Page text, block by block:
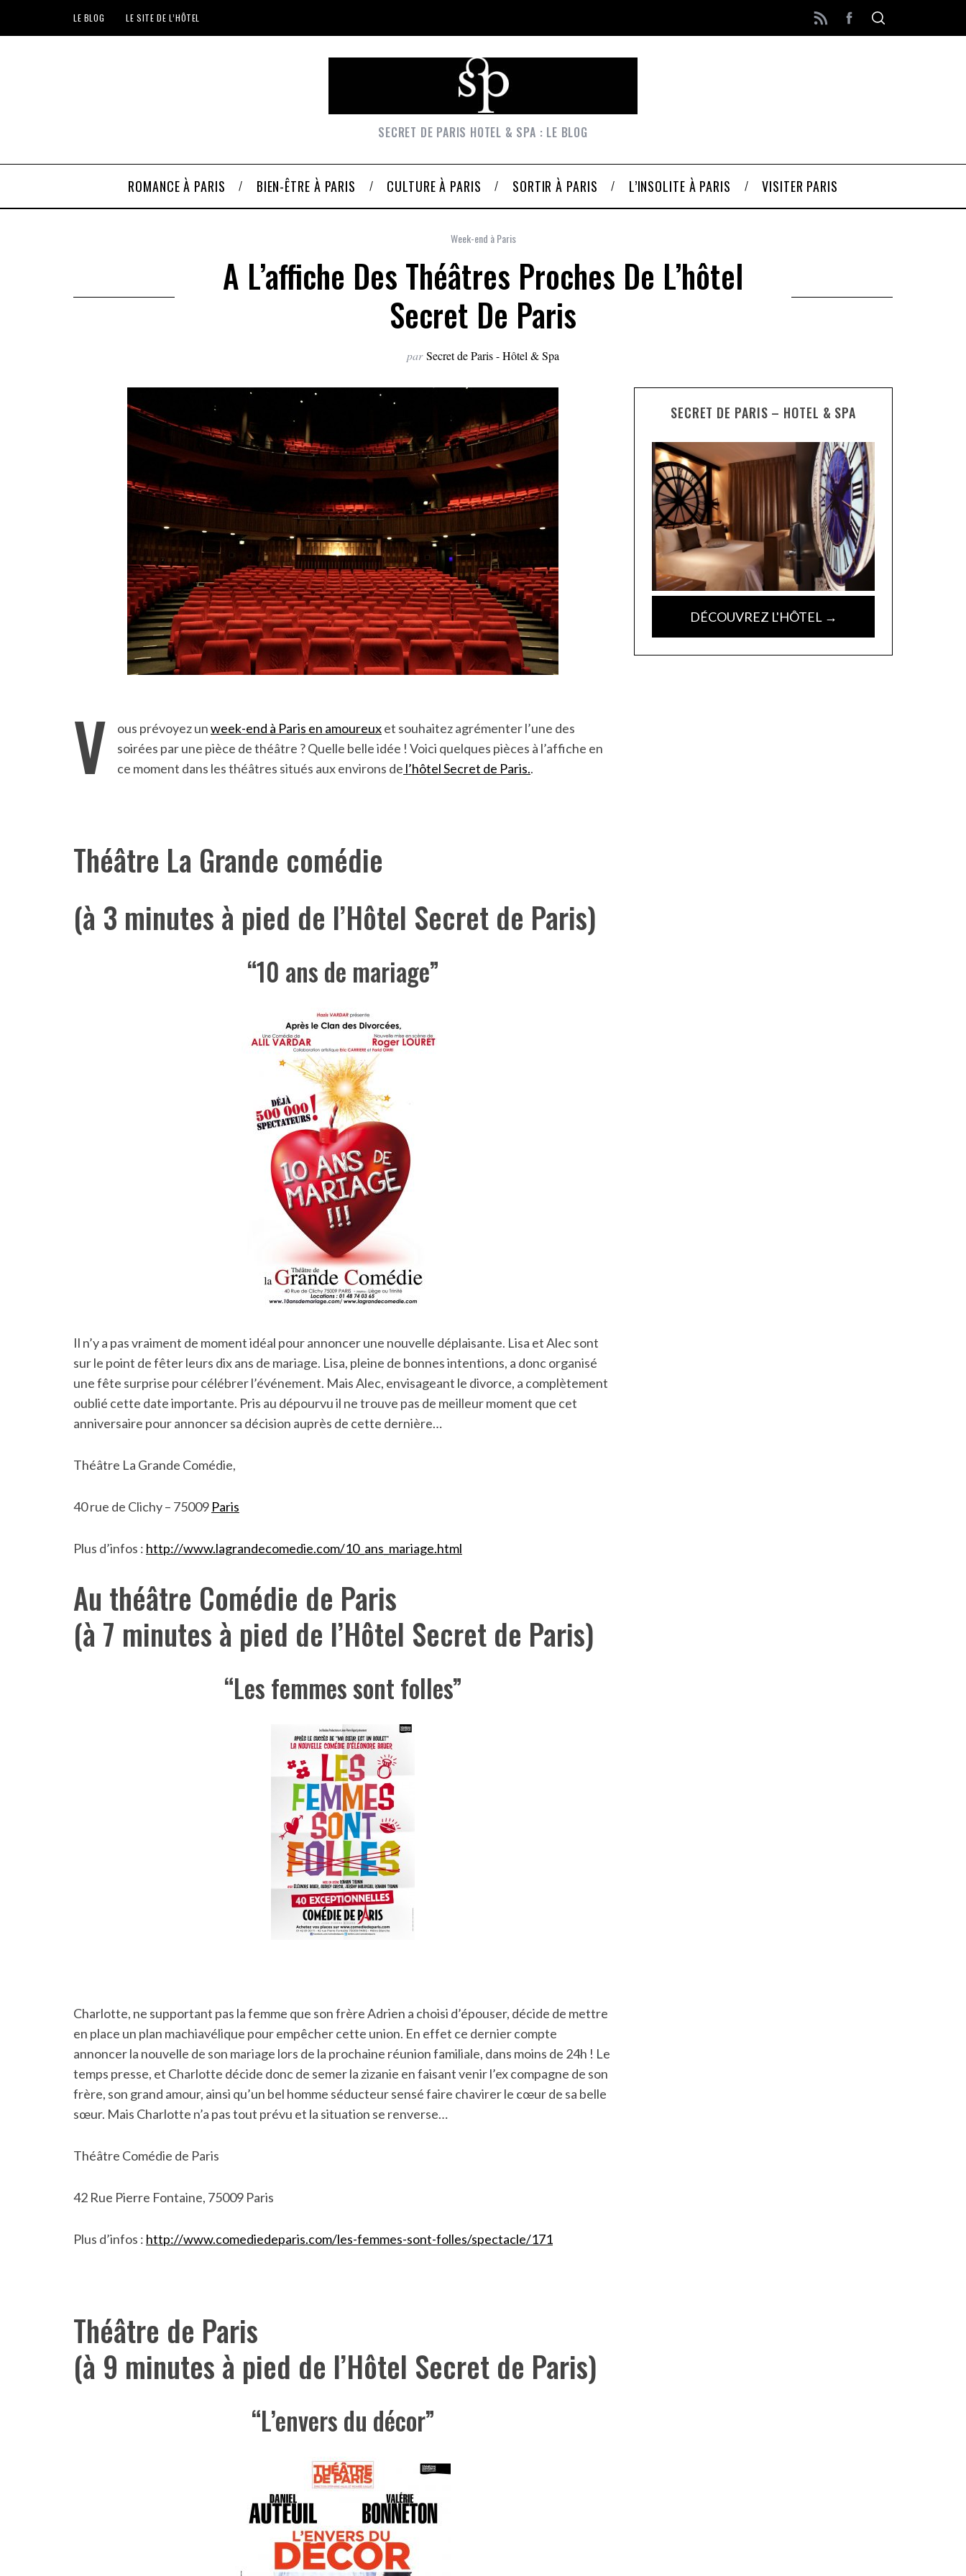
LE BLOG LE SITE DE L’HÔTEL
SECRET DE PARIS HOTEL & SPA : LE BLOG
ROMANCE À PARIS BIEN-ÊTRE À PARIS CULTURE À PARIS SORTIR À PARIS L’INSOLITE À PARIS VISITER PARIS
Week-end à Paris
A L’affiche Des Théâtres Proches De L’hôtel
Secret De Paris
par Secret de Paris - Hôtel & Spa
V ous prévoyez unweek-end à Paris en amoureuxet souhaitez agrémenter l’une des
soirées par une pièce de théâtre ? Quelle belle idée ! Voici quelques pièces à l’affiche en
ce moment dans les théâtres situés aux environs de l’hôtel Secret de Paris..
Théâtre La Grande comédie
(à 3 minutes à pied de l’Hôtel Secret de Paris)
“10 ans de mariage”
Il n’y a pas vraiment de moment idéal pour annoncer une nouvelle déplaisante. Lisa et Alec sont
sur le point de fêter leurs dix ans de mariage. Lisa, pleine de bonnes intentions, a donc organisé
une fête surprise pour célébrer l’événement. Mais Alec, envisageant le divorce, a complètement
oublié cette date importante. Pris au dépourvu il ne trouve pas de meilleur moment que cet
anniversaire pour annoncer sa décision auprès de cette dernière…
Théâtre La Grande Comédie,
40 rue de Clichy – 75009 Paris
Plus d’infos : http://www.lagrandecomedie.com/10_ans_mariage.html
Au théâtre Comédie de Paris
(à 7 minutes à pied de l’Hôtel Secret de Paris)
“Les femmes sont folles”
Charlotte, ne supportant pas la femme que son frère Adrien a choisi d’épouser, décide de mettre
en place un plan machiavélique pour empêcher cette union. En effet ce dernier compte
annoncer la nouvelle de son mariage lors de la prochaine réunion familiale, dans moins de 24h ! Le
temps presse, et Charlotte décide donc de semer la zizanie en faisant venir l’ex compagne de son
frère, son grand amour, ainsi qu’un bel homme séducteur sensé faire chavirer le cœur de sa belle
sœur. Mais Charlotte n’a pas tout prévu et la situation se renverse…
Théâtre Comédie de Paris
42 Rue Pierre Fontaine, 75009 Paris
Plus d’infos : http://www.comediedeparis.com/les-femmes-sont-folles/spectacle/171
Théâtre de Paris
(à 9 minutes à pied de l’Hôtel Secret de Paris)
“L’envers du décor”
SECRET DE PARIS – HOTEL & SPA
DÉCOUVREZ L'HÔTEL →
S
e
a
r
c
o
: